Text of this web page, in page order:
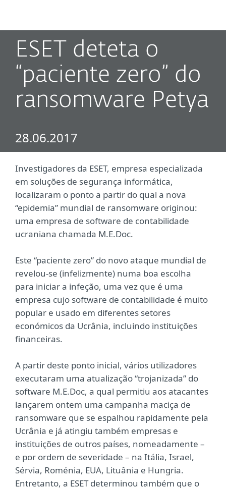
ESET deteta o
“paciente zero” do
ransomware Petya
28.06.2017
Investigadores da ESET, empresa especializada
em soluções de segurança informática,
localizaram o ponto a partir do qual a nova
“epidemia” mundial de ransomware originou:
uma empresa de software de contabilidade
ucraniana chamada M.E.Doc.
Este “paciente zero” do novo ataque mundial de
revelou-se (infelizmente) numa boa escolha
para iniciar a infeção, uma vez que é uma
empresa cujo software de contabilidade é muito
popular e usado em diferentes setores
económicos da Ucrânia, incluindo instituições
financeiras.
A partir deste ponto inicial, vários utilizadores
executaram uma atualização “trojanizada” do
software M.E.Doc, a qual permitiu aos atacantes
lançarem ontem uma campanha maciça de
ransomware que se espalhou rapidamente pela
Ucrânia e já atingiu também empresas e
instituições de outros países, nomeadamente –
e por ordem de severidade – na Itália, Israel,
Sérvia, Roménia, EUA, Lituânia e Hungria.
Entretanto, a ESET determinou também que o